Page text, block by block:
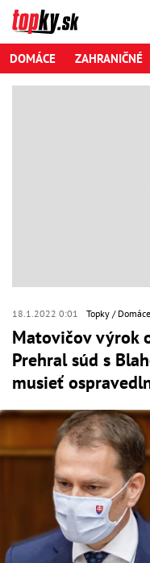
DOMÁCE ZAHRANIČNÉ
18.1.2022 0:01 Topky Domáce
Matovičov výrok
Prehral súd s
musieť